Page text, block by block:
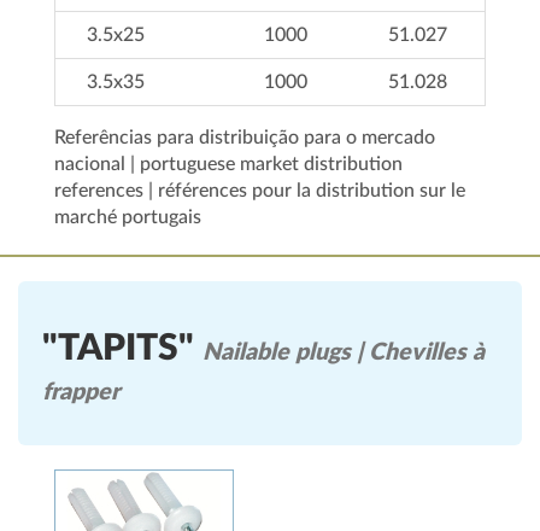
3.5x25 1000 51.027
3.5x35 1000 51.028
Referências para distribuição para o mercado
nacional | portuguese market distribution
references | références pour la distribution sur le
marché portugais
"TAPITS" Nailable plugs | Chevilles à
frapper